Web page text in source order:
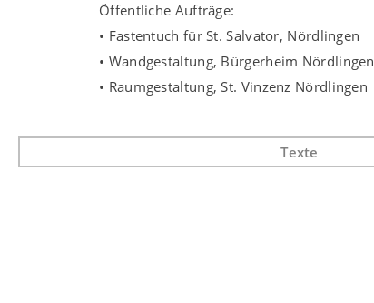
Öffentliche Aufträge:
• Fastentuch für St. Salvator, Nördlingen
• Wandgestaltung, Bürgerheim Nördlingen
• Raumgestaltung, St. Vinzenz Nördlingen
Texte